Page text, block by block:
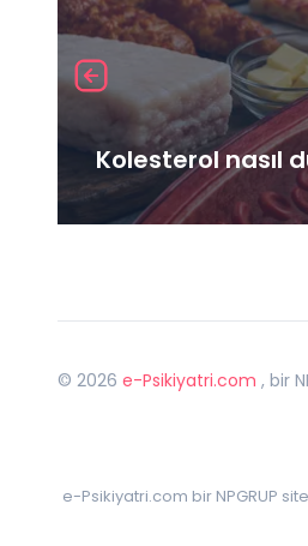
Kolesterol nasıl
© 2026 e-Psikiyatri.com , bir
e-Psikiyatri.com bir NPGRUP